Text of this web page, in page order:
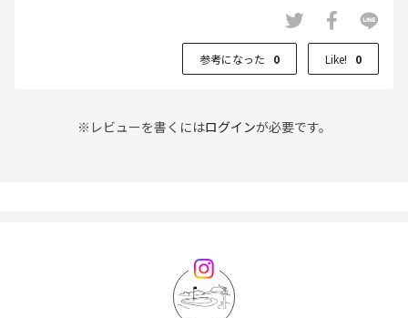
参考になった 0 Like! 0
※レビューを書くにはログインが必要です。